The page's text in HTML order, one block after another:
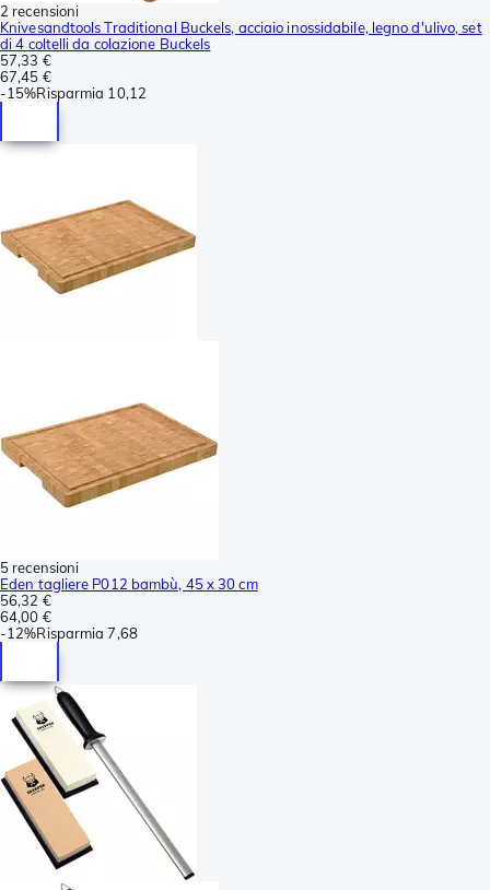
2 recensioni
Knivesandtools Traditional Buckels, acciaio inossidabile, legno d'ulivo, set
di 4 coltelli da colazione Buckels
57,33 €
67,45 €
-15%Risparmia 10,12
5 recensioni
Eden tagliere P012 bambù, 45 x 30 cm
56,32 €
64,00 €
-12%Risparmia 7,68